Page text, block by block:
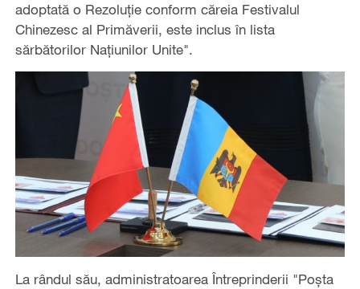
adoptată o Rezoluție conform căreia Festivalul
Chinezesc al Primăverii, este inclus în lista
sărbătorilor Națiunilor Unite".
La rândul său, administratoarea Întreprinderii "Poșta